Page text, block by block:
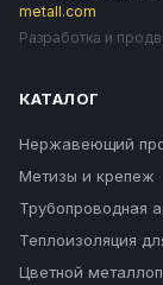
metall.com
Разработка и
КАТАЛОГ
Нержавеющий
Метизы и крепеж
Трубопроводная
Теплоизоляция
Цветной